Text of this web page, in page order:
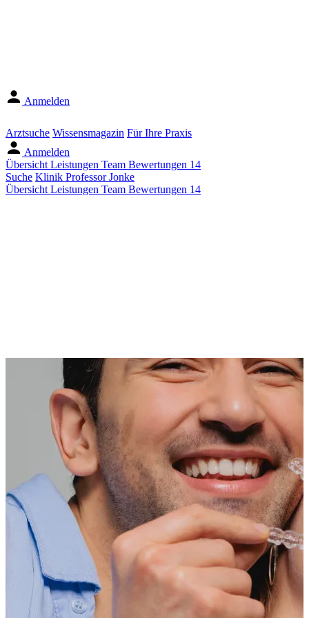
Anmelden
Arztsuche Wissensmagazin Für Ihre Praxis
Anmelden
Übersicht Leistungen Team Bewertungen 14
Suche Klinik Professor Jonke
Übersicht Leistungen Team Bewertungen 14